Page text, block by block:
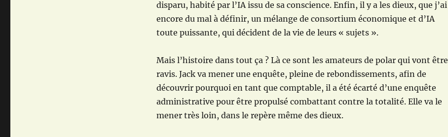
disparu, habité par l’IA issu de sa conscience. Enfin, il y a les dieux, que j’ai
encore du mal à définir, un mélange de consortium économique et d’IA
toute puissante, qui décident de la vie de leurs « sujets ».
Mais l’histoire dans tout ça ? Là ce sont les amateurs de polar qui vont être
ravis. Jack va mener une enquête, pleine de rebondissements, afin de
découvrir pourquoi en tant que comptable, il a été écarté d’une enquête
administrative pour être propulsé combattant contre la totalité. Elle va le
mener très loin, dans le repère même des dieux.